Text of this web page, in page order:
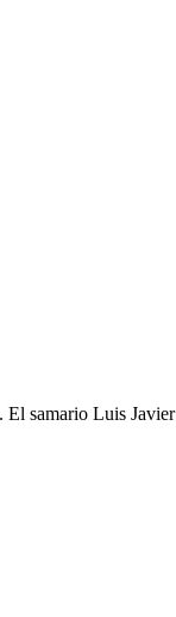
samario Luis